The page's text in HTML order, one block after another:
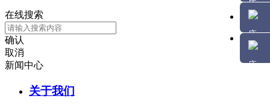
在线搜索
确认
取消
新闻中心
关于我们